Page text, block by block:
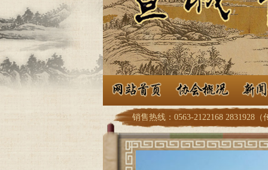
销售热线：0563-2122168 2831928（